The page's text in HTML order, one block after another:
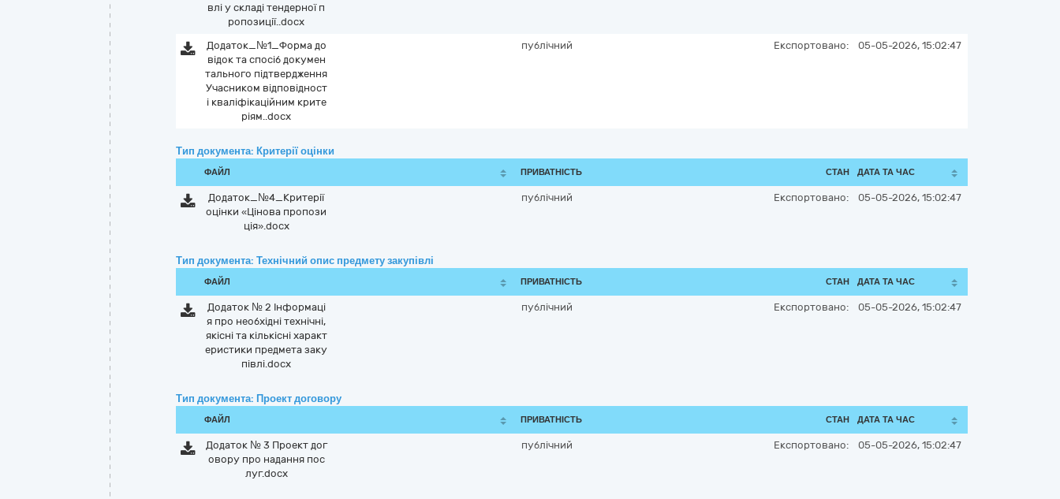
влі у складі тендерної п
ропозиції..docx
Додаток_№1_Форма до
відок та спосіб докумен
тального підтвердження
Учасником відповідност
і кваліфікаційним крите
ріям..docx
публічний Експортовано: 05-05-2026, 15:02:47
Тип документа: Критерії оцінки
ФАЙЛ ПРИВАТНІСТЬ СТАН ДАТА ТА ЧАС
Додаток_№4_Критерії
оцінки «Цінова пропози
ція».docx
публічний Експортовано: 05-05-2026, 15:02:47
Тип документа: Технічний опис предмету закупівлі
ФАЙЛ ПРИВАТНІСТЬ СТАН ДАТА ТА ЧАС
Додаток № 2 Інформаці
я про необхідні технічні,
якісні та кількісні характ
еристики предмета заку
півлі.docx
публічний Експортовано: 05-05-2026, 15:02:47
Тип документа: Проект договору
ФАЙЛ ПРИВАТНІСТЬ СТАН ДАТА ТА ЧАС
Додаток № 3 Проект дог
овору про надання пос
луг.docx
публічний Експортовано: 05-05-2026, 15:02:47